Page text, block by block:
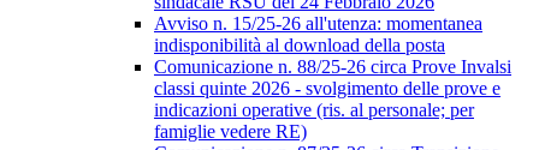
Avviso n. 15/25-26 all'utenza: momentanea
indisponibilità al download della posta
Comunicazione n. 88/25-26 circa Prove Invalsi
classi quinte 2026 - svolgimento delle prove e
indicazioni operative (ris. al personale; per
famiglie vedere RE)